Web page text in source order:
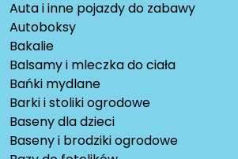
Auta i inne pojazdy do zabawy
Autoboksy
Bakalie
Balsamy i mleczka do ciała
Bańki mydlane
Barki i stoliki ogrodowe
Baseny dla dzieci
Baseny i brodziki ogrodowe